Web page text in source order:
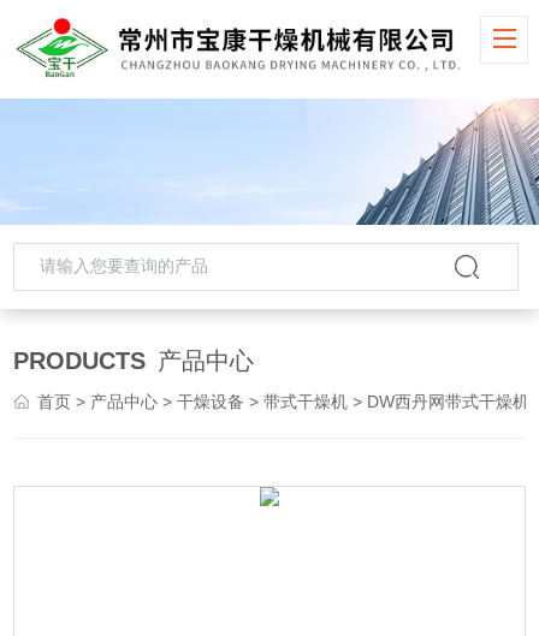
PRODUCTS 产品中心
首页 > 产品中心 >干燥设备 >带式干燥机 > DW西丹网带式干燥机